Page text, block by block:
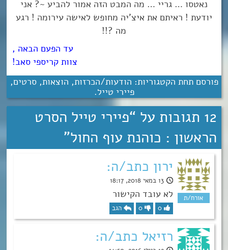
נאטסו … גריי … מה המבט הזה אמור להביע ~? אני
יודעת ! ראיתם את איצ’יה מחופש לאישה עירומה ! רגע
מה ?!!
עד הפעם הבאה ,
צוות קריספי סאב!
פורסם תחת הקטגוריות: הודעות/הכרזות, הוצאות,סרטים,
פיירי טייל.
12 תגובות על “
פיירי טייל הסרט
הראשון : כוהנת עוף החול”
ירון כתב/ה:
13 במאי 2018, 18:17
לא עובד הקישור
0
0 הגב
רזיאל כתב/ה: